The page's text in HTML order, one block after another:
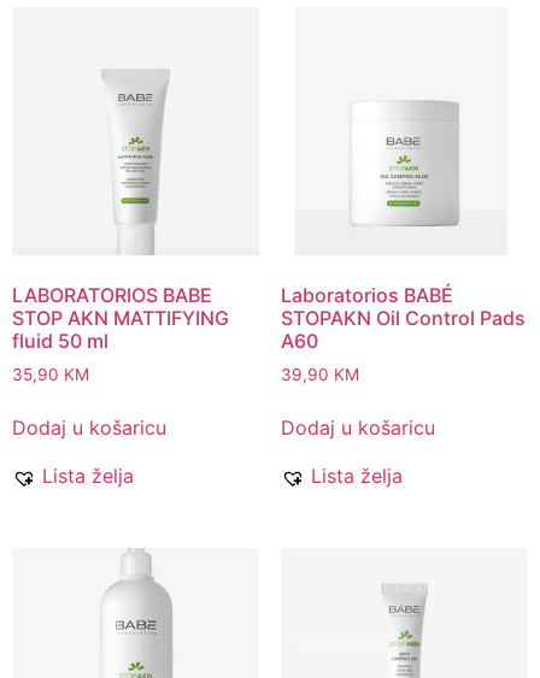
LABORATORIOS BABE
STOP AKN MATTIFYING
fluid 50 ml
35,90 KM
Dodaj u košaricu
Lista želja
Laboratorios BABÉ
STOPAKN Oil Control Pads
A60
39,90 KM
Dodaj u košaricu
Lista želja